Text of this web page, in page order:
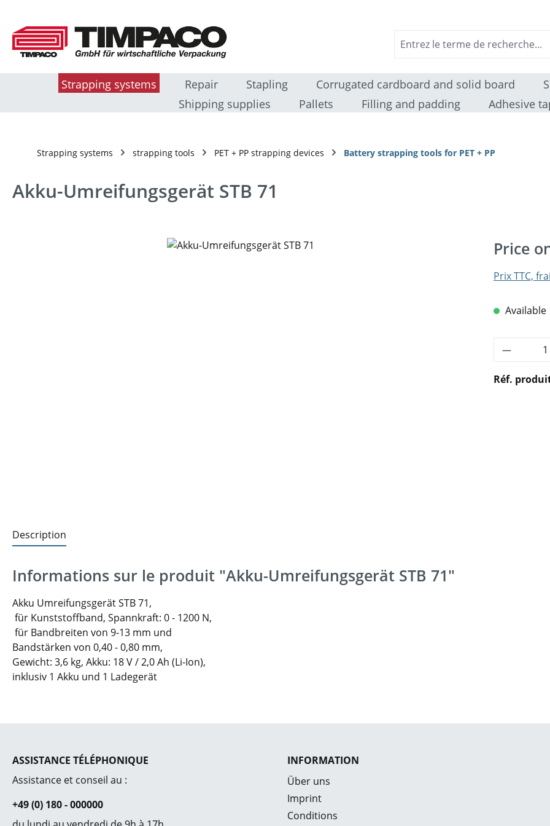
Strapping systems Repair Stapling Corrugated cardboard and solid board
Shipping supplies
Pallets Filling and padding Adhesive
Strapping systems strapping tools PET + PP strapping devices Battery strapping tools for PET + PP
Akku-Umreifungsgerät STB 71
Price
Prix TTC,
Available
Réf.
Description
Informations sur le produit "Akku-Umreifungsgerät STB 71"
Akku Umreifungsgerät STB 71,
für Kunststoffband, Spannkraft: 0 - 1200 N,
für Bandbreiten von 9-13 mm und
Bandstärken von 0,40 - 0,80 mm,
Gewicht: 3,6 kg, Akku: 18 V / 2,0 Ah (Li-Ion),
inklusiv 1 Akku und 1 Ladegerät
ASSISTANCE TÉLÉPHONIQUE
Assistance et conseil au :
+49 (0) 180 - 000000
INFORMATION
Über uns
Imprint
Conditions